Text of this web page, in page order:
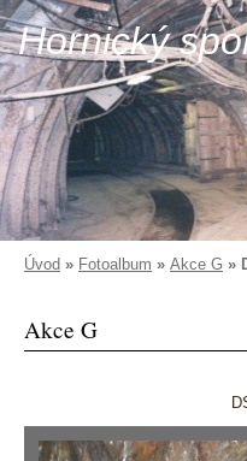
Hornický
Úvod » Fotoalbum » Akce G »
Akce G